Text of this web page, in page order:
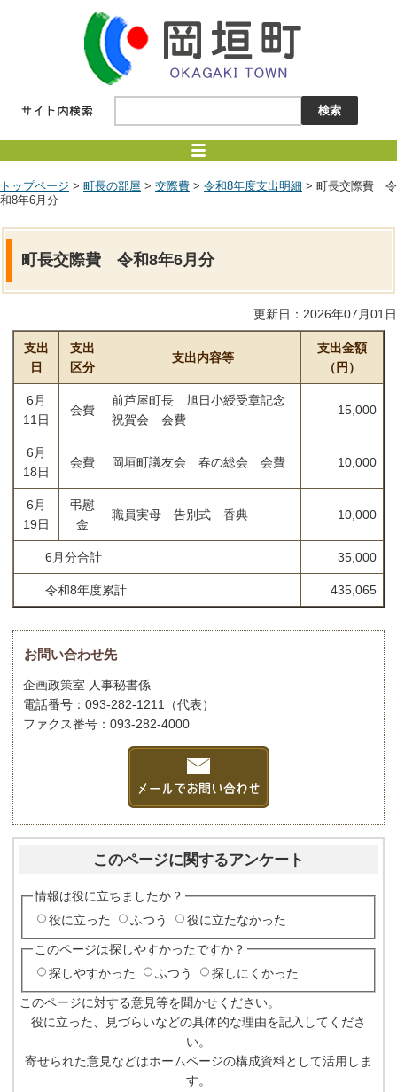
トップページ > 町長の部屋 > 交際費 > 令和8年度支出明細 > 町長交際費 令
和8年6月分
町長交際費 令和8年6月分
更新日：2026年07月01日
支出
日
支出
区分
支出内容等
支出金額
（円）
6月
11日
会費
前芦屋町長 旭日小綬受章記念
祝賀会 会費
15,000
6月
18日
会費 岡垣町議友会 春の総会 会費 10,000
6月
19日
弔慰
金
職員実母 告別式 香典 10,000
6月分合計 35,000
令和8年度累計 435,065
お問い合わせ先
企画政策室 人事秘書係
電話番号：093-282-1211（代表）
ファクス番号：093-282-4000
このページに関するアンケート
情報は役に立ちましたか？
役に立った
ふつう 役に立たなかった
このページは探しやすかったですか？
探しやすかった
ふつう 探しにくかった
このページに対する意見等を聞かせください。
役に立った、見づらいなどの具体的な理由を記入してくださ
い。
寄せられた意見などはホームページの構成資料として活用しま
す。